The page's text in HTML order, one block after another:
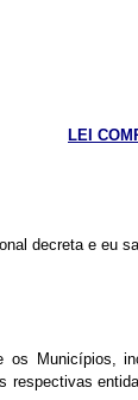
LEI
decreta e eu
Municípios,
respectivas